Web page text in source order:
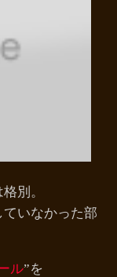
別。
いなかった部
ル”を